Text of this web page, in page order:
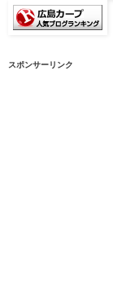
スポンサーリンク